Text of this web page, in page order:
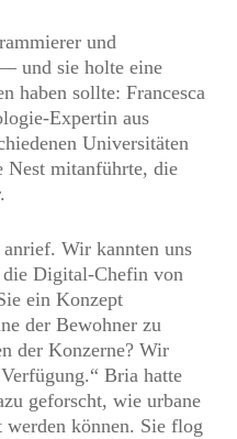
und
und sie holte eine
haben sollte: Francesca
Expertin aus
Universitäten
Nest mitanführte, die
Wir kannten uns
Digital-Chefin von
ein Konzept
der Bewohner zu
der Konzerne? Wir
Bria hatte
geforscht, wie urbane
können. Sie flog